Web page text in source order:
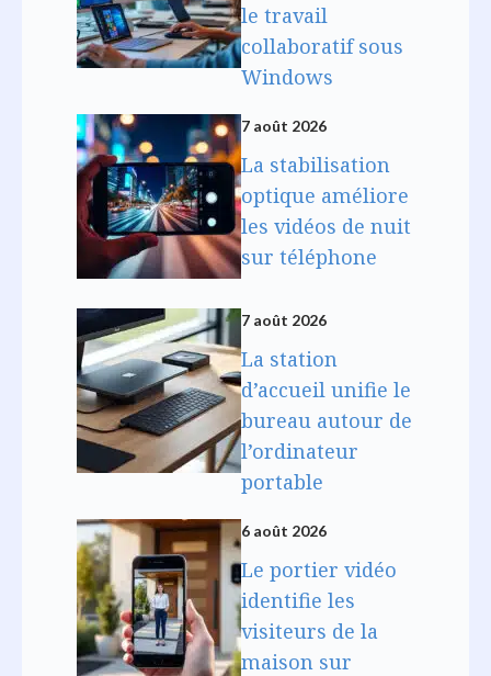
le travail
collaboratif sous
Windows
7 août 2026
La stabilisation
optique améliore
les vidéos de nuit
sur téléphone
7 août 2026
La station
d’accueil unifie le
bureau autour de
l’ordinateur
portable
6 août 2026
Le portier vidéo
identifie les
visiteurs de la
maison sur